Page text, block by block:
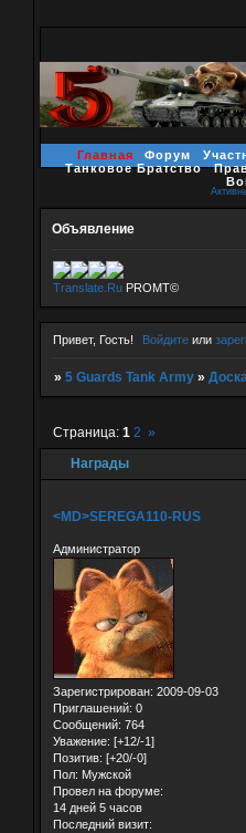
Главная Форум
Танковое Братство
Объявление
Translate.RuPROMT©
Привет, Гость! Войдите или
» 5 Guards Tank Army »
Награды
Страница: 1 2 »
<MD>SEREGA110-RUS
Администратор
Зарегистрирован: 2009-09-03
Приглашений: 0
Сообщений: 764
Уважение: [+12/-1]
Позитив: [+20/-0]
Пол: Мужской
Провел на форуме:
14 дней 5 часов
Последний визит: